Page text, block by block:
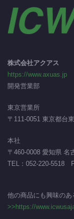
株式会社アクアス
https://www.axuas.jp
開発営業部
東京営業所
〒111-0051 東京都台
本社
〒460-0008 愛知県 名
TEL： 052-220-5518
他の商品にも興味のあ
>>https://